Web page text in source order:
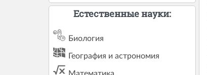
Естественные науки:
Биология
География и астрономия